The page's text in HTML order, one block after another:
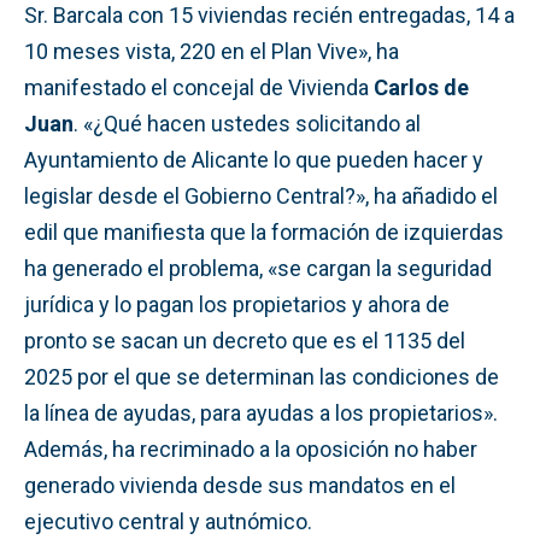
Sr. Barcala con 15 viviendas recién entregadas, 14 a
10 meses vista, 220 en el Plan Vive», ha
manifestado el concejal de Vivienda Carlos de
Juan. «¿Qué hacen ustedes solicitando al
Ayuntamiento de Alicante lo que pueden hacer y
legislar desde el Gobierno Central?», ha añadido el
edil que manifiesta que la formación de izquierdas
ha generado el problema, «se cargan la seguridad
jurídica y lo pagan los propietarios y ahora de
pronto se sacan un decreto que es el 1135 del
2025 por el que se determinan las condiciones de
la línea de ayudas, para ayudas a los propietarios».
Además, ha recriminado a la oposición no haber
generado vivienda desde sus mandatos en el
ejecutivo central y autnómico.